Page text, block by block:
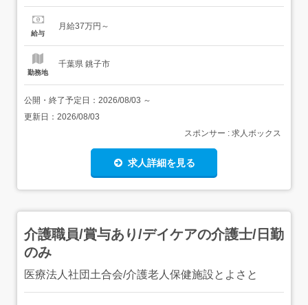
間相当分が含まれます。 上記を超えて残業をした場合は、
給37万円月給額に下記の一律手当含むエリア職種手当/1万
給与
月給37万円～
勤務地
千葉県 銚子市
公開・終了予定日： 2026/08/03 ～
更新日： 2026/08/03
スポンサー : 求人ボックス
求人詳細を見る
介護職員/賞与あり/デイケアの介護士/日勤
のみ
医療法人社団土合会/介護老人保健施設とよさと